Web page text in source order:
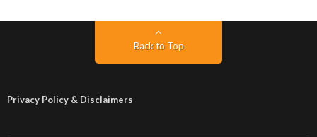
Back to Top
Privacy Policy & Disclaimers